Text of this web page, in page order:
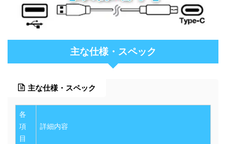
主な仕様・スペック
主な仕様・スペック
各
項
目
詳細内容